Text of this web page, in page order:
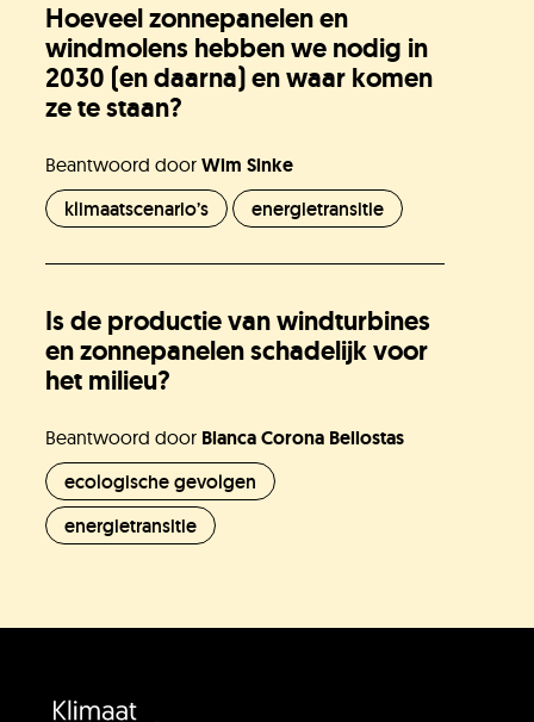
Hoeveel zonnepanelen en
windmolens hebben we nodig in
2030 (en daarna) en waar komen
ze te staan?
Beantwoord door Wim Sinke
klimaatscenario’s
energietransitie
Is de productie van windturbines
en zonnepanelen schadelijk voor
het milieu?
Beantwoord door Blanca Corona Bellostas
ecologische gevolgen
energietransitie
Stel je vraag
In behandeling
Doneer!
Werken bij